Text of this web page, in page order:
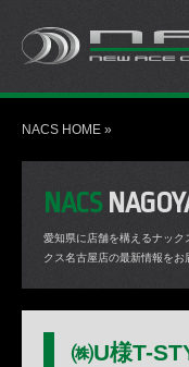
NACS HOME »
NACS
愛知県に店舗を構えるナック
クス名古屋店の最新情報をお
㈱U様T-